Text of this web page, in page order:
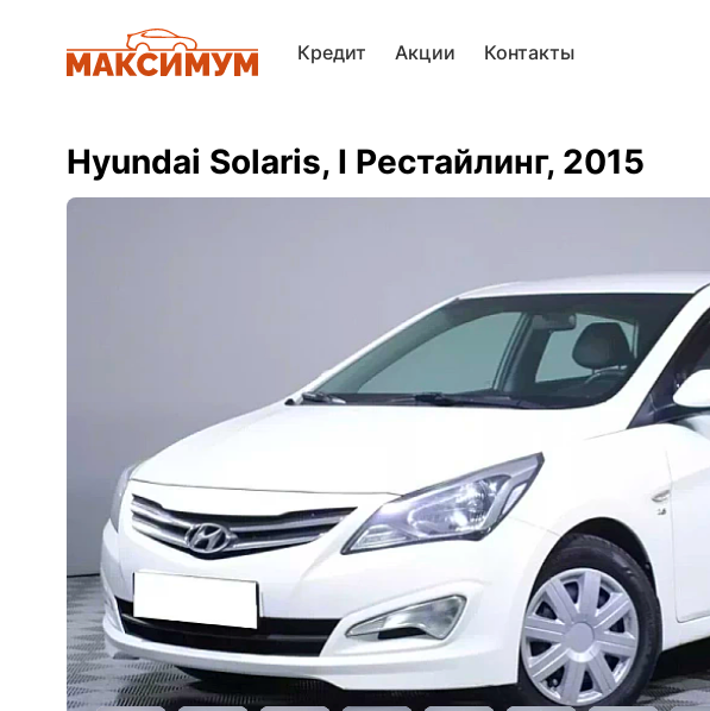
Кредит Акции Контакты
Hyundai Solaris, I Рестайлинг, 2015